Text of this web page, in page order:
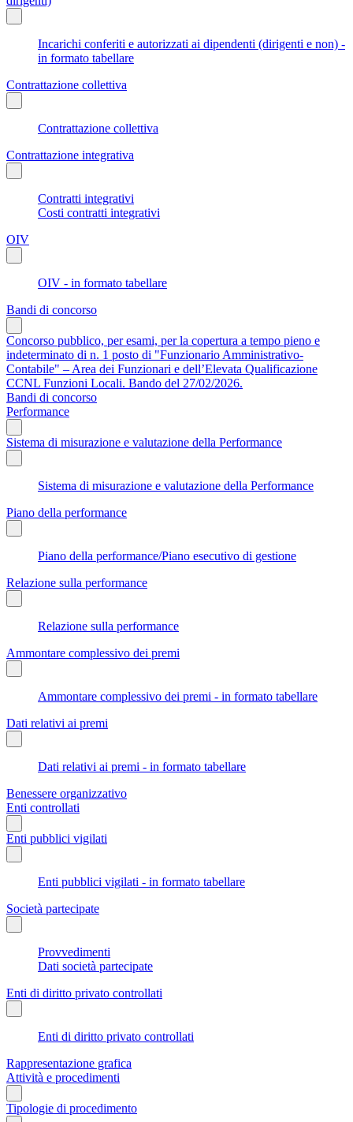
Incarichi conferiti e autorizzati ai dipendenti (dirigenti e non) -
in formato tabellare
Contrattazione collettiva
Contrattazione collettiva
Contrattazione integrativa
Contratti integrativi
Costi contratti integrativi
OIV
OIV - in formato tabellare
Bandi di concorso
Concorso pubblico, per esami, per la copertura a tempo pieno e
indeterminato di n. 1 posto di "Funzionario Amministrativo-
Contabile" – Area dei Funzionari e dell’Elevata Qualificazione
CCNL Funzioni Locali. Bando del 27/02/2026.
Bandi di concorso
Performance
Sistema di misurazione e valutazione della Performance
Sistema di misurazione e valutazione della Performance
Piano della performance
Piano della performance/Piano esecutivo di gestione
Relazione sulla performance
Relazione sulla performance
Ammontare complessivo dei premi
Ammontare complessivo dei premi - in formato tabellare
Dati relativi ai premi
Dati relativi ai premi - in formato tabellare
Benessere organizzativo
Enti controllati
Enti pubblici vigilati
Enti pubblici vigilati - in formato tabellare
Società partecipate
Provvedimenti
Dati società partecipate
Enti di diritto privato controllati
Enti di diritto privato controllati
Rappresentazione grafica
Attività e procedimenti
Tipologie di procedimento